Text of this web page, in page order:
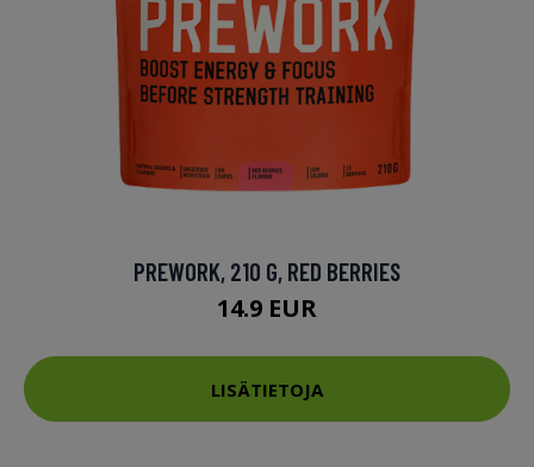
PREWORK, 210 G, RED BERRIES
14.9 EUR
LISÄTIETOJA